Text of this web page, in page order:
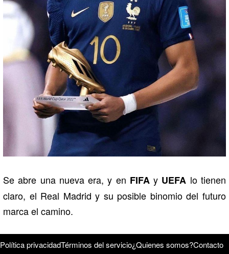
Se abre una nueva era, y en FIFAy UEFA lo tienen
claro, el Real Madrid y su posible binomio del futuro
marca el camino.
Política privacidadTérminos del servicio¿Quienes somos?Contacto